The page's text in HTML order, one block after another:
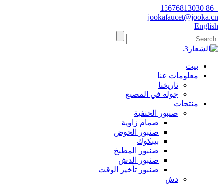
+86 13676813030
jookafaucet@jooka.cn
English
بيت
معلومات عنا
تاريخنا
جولة في المصنع
منتجات
صنبور الحنفية
صمام زاوية
صنبور الحوض
بيبكوك
صنبور المطبخ
صنبور الدش
صنبور تأخير الوقت
دش